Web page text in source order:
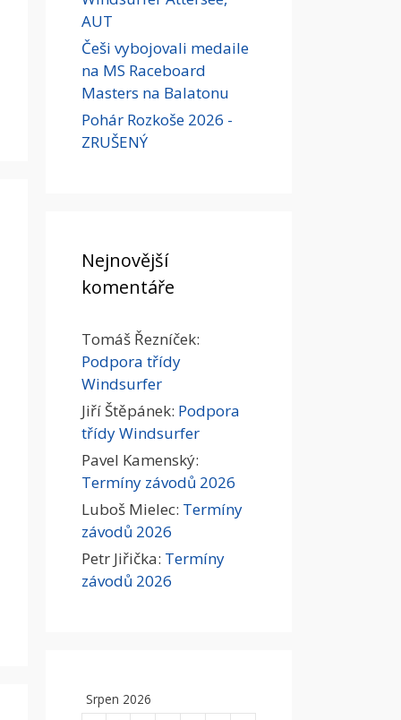
AUT
Češi vybojovali medaile
na MS Raceboard
Masters na Balatonu
Pohár Rozkoše 2026 -
ZRUŠENÝ
Nejnovější
komentáře
Tomáš Řezníček:
Podpora třídy
Windsurfer
Jiří Štěpánek: Podpora
třídy Windsurfer
Pavel Kamenský:
Termíny závodů 2026
Luboš Mielec: Termíny
závodů 2026
Petr Jiřička: Termíny
závodů 2026
Srpen 2026